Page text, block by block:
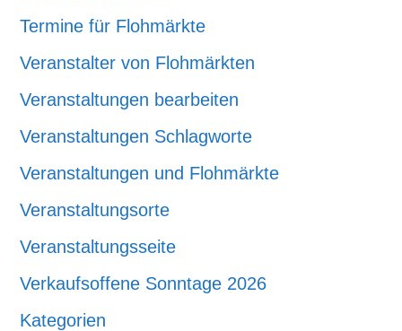
Termine für Flohmärkte
Veranstalter von Flohmärkten
Veranstaltungen bearbeiten
Veranstaltungen Schlagworte
Veranstaltungen und Flohmärkte
Veranstaltungsorte
Veranstaltungsseite
Verkaufsoffene Sonntage 2026
Kategorien